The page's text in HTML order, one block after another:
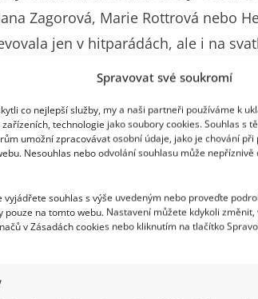
Spravovat své soukromí
co nejlepší služby, my a naši partneři používáme k
technologie jako soubory cookies. Souhlas s
umožní zpracovávat osobní údaje, jako je chování
Nesouhlas nebo odvolání souhlasu může
vyjádřete souhlas s výše uvedeným nebo proveďte
pouze na tomto webu. Nastavení můžete kdykoli
v Zásadách cookies nebo kliknutím na tlačítko
Zagorová, Marie Rottrová nebo
jen v hitparádách, ale i na
třeba Duhovou vílu, Rottrová
jsme připravili kvíz, ve kterém
třeba Olympic v čele s Petrem
nebo Slzy tvý mámy se pro
a protestsong. Karel Kryl nebo
říkalo jen opatrně, nebo vůbec.